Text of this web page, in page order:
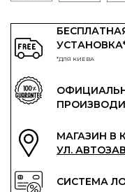
*ДЛЯ КИЕВА
МАГАЗИН В
УЛ.
СИСТЕМА